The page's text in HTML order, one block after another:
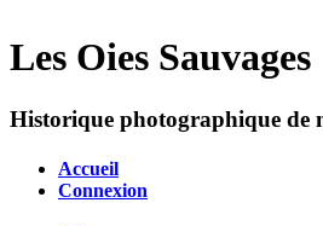
Les Oies Sauvages
Historique photographique de
Accueil
Connexion